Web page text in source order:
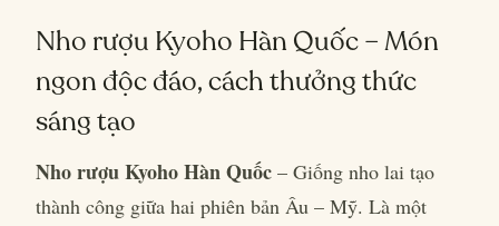
Nho rượu Kyoho Hàn Quốc – Món
ngon độc đáo, cách thưởng thức
sáng tạo
Nho rượu Kyoho Hàn Quốc – Giống nho lai tạo
thành công giữa hai phiên bản Âu – Mỹ. Là một